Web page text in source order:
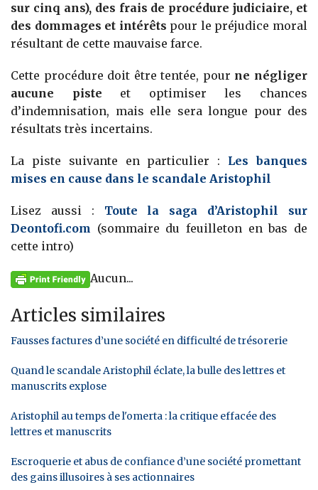
sur cinq ans), des frais de procédure judiciaire, et
des dommages et intérêts pour le préjudice moral
résultant de cette mauvaise farce.
Cette procédure doit être tentée, pour ne négliger
aucune piste et optimiser les chances
d’indemnisation, mais elle sera longue pour des
résultats très incertains.
La piste suivante en particulier : Les banques
mises en cause dans le scandale Aristophil
Lisez aussi : Toute la saga d’Aristophil sur
Deontofi.com (sommaire du feuilleton en bas de
cette intro)
Aucun...
Articles similaires
Fausses factures d’une société en difficulté de trésorerie
Quand le scandale Aristophil éclate, la bulle des lettres et
manuscrits explose
Aristophil au temps de l'omerta : la critique effacée des
lettres et manuscrits
Escroquerie et abus de confiance d’une société promettant
des gains illusoires à ses actionnaires